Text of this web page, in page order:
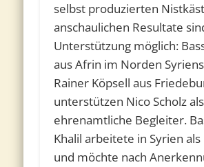
selbst produzierten
anschaulichen Resultate
Unterstützung möglich:
aus Afrin im Norden
Rainer Köpsell aus
unterstützen Nico Scholz
ehrenamtliche Begleiter.
Khalil arbeitete in Syrien
und möchte nach